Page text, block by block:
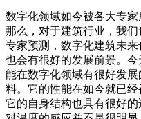
数字化领域如今被各大专
那么，对于建筑行业，我
专家预测，数字化建筑未
也会有很好的发展前景。
能在数字化领域有很好发
料。它的性能在如今就已
它的自身结构也具有很好